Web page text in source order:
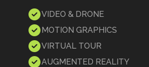
VIDEO & DRONE
MOTION GRAPHICS
VIRTUAL TOUR
AUGMENTED REALITY